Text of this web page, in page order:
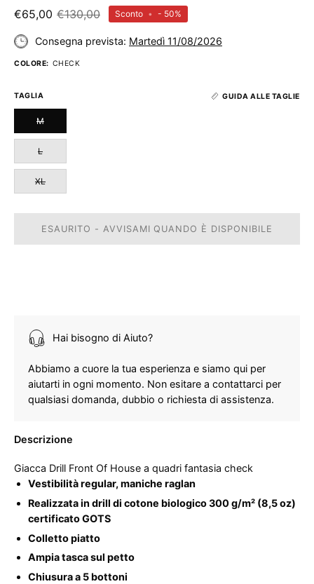
€65,00 €130,00 Sconto • - 50%
Consegna prevista: Martedì 11/08/2026
COLORE: CHECK
TAGLIA GUIDA ALLE TAGLIE
M
L
XL
ESAURITO - AVVISAMI QUANDO È DISPONIBILE
Hai bisogno di Aiuto?
Abbiamo a cuore la tua esperienza e siamo qui per
aiutarti in ogni momento. Non esitare a contattarci per
qualsiasi domanda, dubbio o richiesta di assistenza.
Descrizione
Giacca Drill Front Of House a quadri fantasia check
Vestibilità regular, maniche raglan
Realizzata in drill di cotone biologico 300 g/m² (8,5 oz)
certificato GOTS
Colletto piatto
Ampia tasca sul petto
Chiusura a 5 bottoni